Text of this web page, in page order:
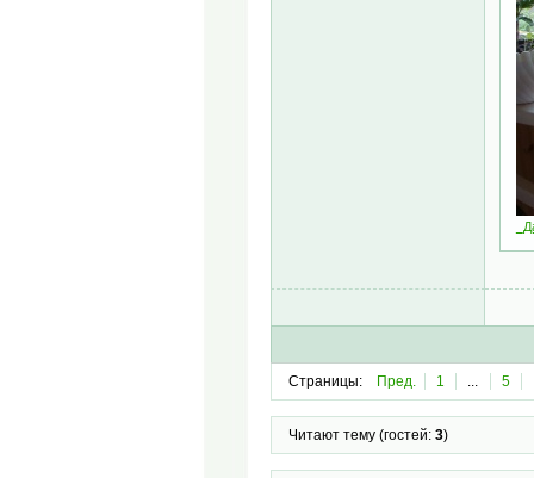
Страницы: Пред. 1 ... 5
Читают тему (гостей: 3)